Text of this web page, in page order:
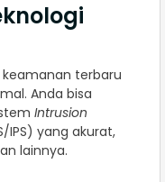
terbaru
Anda bisa
Intrusion
IPS) yang akurat,
lainnya.